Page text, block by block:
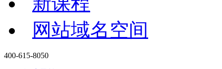
网站域名空间
400-615-8050